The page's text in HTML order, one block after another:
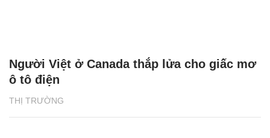
THỊ TRƯỜNG
Người Việt ở Canada thắp lửa cho giấc mơ
ô tô điện